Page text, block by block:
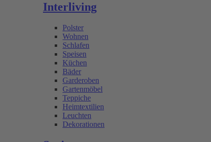
Interliving
Polster
Wohnen
Schlafen
Speisen
Küchen
Bäder
Garderoben
Gartenmöbel
Teppiche
Heimtextilien
Leuchten
Dekorationen